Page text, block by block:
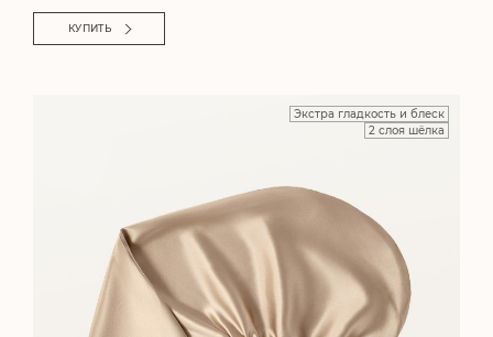
КУПИТЬ
Экстра гладкость и блеск
2 слоя шёлка